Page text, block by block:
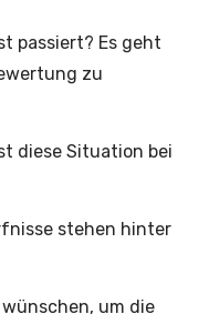
passiert? Es geht
zu
diese Situation bei
stehen hinter
um die